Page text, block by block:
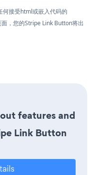
接受html或嵌入代码的
，您的Stripe Link Button将出
features and
Link Button